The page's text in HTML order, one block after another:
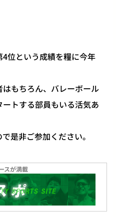
位という成績を糧に今年
もちろん、バレーボール
トする部員もいる活気あ
是非ご参加ください。
スが満載